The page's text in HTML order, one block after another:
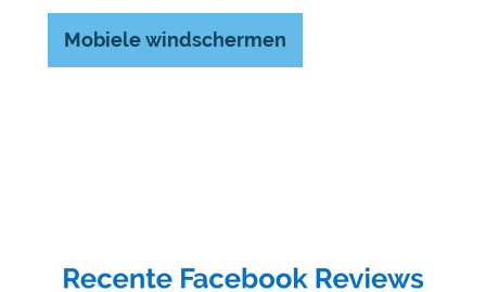
Mobiele windschermen